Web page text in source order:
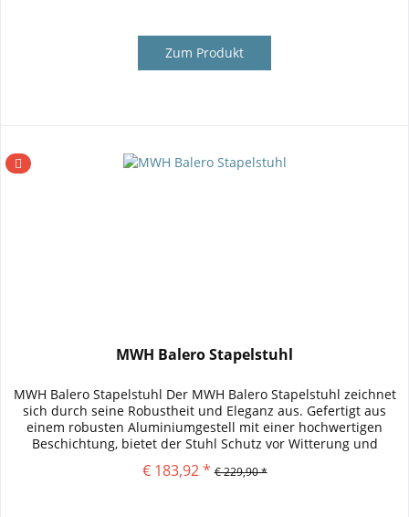
Zum Produkt
MWH Balero Stapelstuhl
MWH Balero Stapelstuhl Der MWH Balero Stapelstuhl zeichnet
sich durch seine Robustheit und Eleganz aus. Gefertigt aus
einem robusten Aluminiumgestell mit einer hochwertigen
Beschichtung, bietet der Stuhl Schutz vor Witterung und
eine...
€ 183,92 * € 229,90 *